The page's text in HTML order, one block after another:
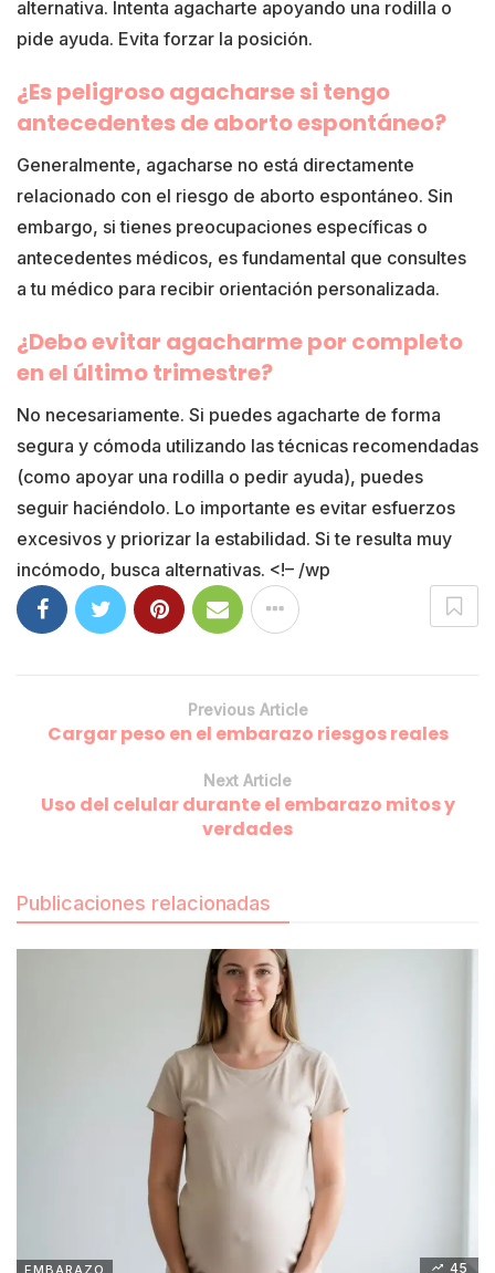
alternativa. Intenta agacharte apoyando una rodilla o
pide ayuda. Evita forzar la posición.
¿Es peligroso agacharse si tengo
antecedentes de aborto espontáneo?
Generalmente, agacharse no está directamente
relacionado con el riesgo de aborto espontáneo. Sin
embargo, si tienes preocupaciones específicas o
antecedentes médicos, es fundamental que consultes
a tu médico para recibir orientación personalizada.
¿Debo evitar agacharme por completo
en el último trimestre?
No necesariamente. Si puedes agacharte de forma
segura y cómoda utilizando las técnicas recomendadas
(como apoyar una rodilla o pedir ayuda), puedes
seguir haciéndolo. Lo importante es evitar esfuerzos
excesivos y priorizar la estabilidad. Si te resulta muy
incómodo, busca alternativas. <!– /wp
Previous Article
Cargar peso en el embarazo riesgos reales
Next Article
Uso del celular durante el embarazo mitos y
verdades
Publicaciones relacionadas
EMBARAZO 45